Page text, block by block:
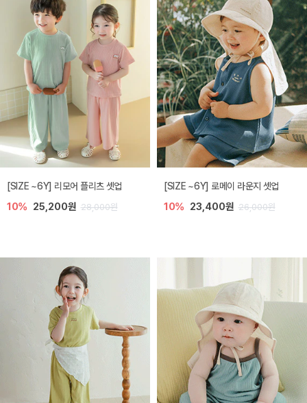
[SIZE ~6Y] 리모어 플리츠 셋업
10% 25,200원 28,000원
[SIZE ~6Y] 로메이 라운지 셋업
10% 23,400원 26,000원